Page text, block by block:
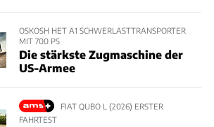
OSKOSH HET A1 SCHWERLASTTRANSPORTER
MIT 700 PS
Die stärkste Zugmaschine der
US-Armee
FIAT QUBO L (2026) ERSTER
FAHRTEST